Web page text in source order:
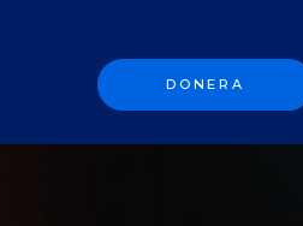
DONERA